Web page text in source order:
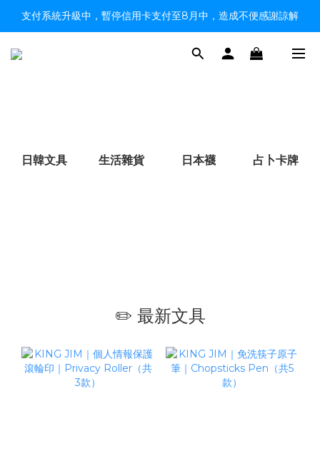
【限時9折】HK$149順豐自取、HK$299上門／OK免運費
支付系統升級中，暫停信用卡支付至8月中，造成不便感謝諒解
【限時9折】HK$149順豐自取、HK$299上門／OK免運費
日韓文具 生活雜貨 日本襪 占卜卡牌
✏️ 最新文具